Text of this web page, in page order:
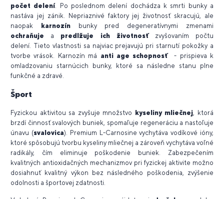
počet delení. Po poslednom delení dochádza k smrti bunky a
nastáva jej zánik. Nepriaznivé faktory jej životnosť skracujú, ale
naopak
karnozín
bunky pred degeneratívnymi zmenami
ochraňuje a predlžuje ich životnosť zvyšovaním počtu
delení. Tieto vlastnosti sa najviac prejavujú pri starnutí pokožky a
tvorbe vrások. Karnozín má anti age schopnosť- prispieva k
omladzovaniu starnúcich bunky, ktoré sa následne stanu plne
funkčné a zdravé.
Šport
Fyzickou aktivitou sa zvyšuje množstvo kyseliny mliečnej , ktorá
brzdí činnosť svalových buniek, spomaľuje regeneráciu a nastoľuje
únavu (svalovica). Premium L-Carnosine vychytáva vodíkové ióny,
ktoré spôsobujú tvorbu kyseliny mliečnej a zároveň vychytáva voľné
radikály, čím eliminuje poškodenie buniek. Zabezpečením
kvalitných antioxidačných mechanizmov pri fyzickej aktivite možno
dosiahnuť kvalitný výkon bez následného poškodenia, zvýšenie
odolnosti a športovej zdatnosti.